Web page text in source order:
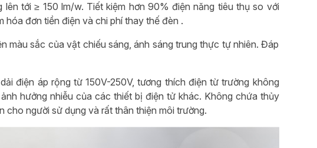
tới ≥ 150 lm/w. Tiết kiệm hơn 90% điện năng tiêu thụ so với
đơn tiền điện và chi phí thay thế đèn .
màu sắc của vật chiếu sáng, ánh sáng trung thực tự nhiên. Đáp
điện áp rộng từ 150V-250V, tương thích điện từ trường không
hưởng nhiễu của các thiết bị điện tử khác. Không chứa thủy
người sử dụng và rất thân thiện môi trường.